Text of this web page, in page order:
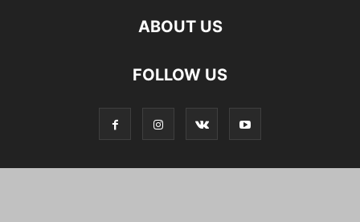
ABOUT US
FOLLOW US